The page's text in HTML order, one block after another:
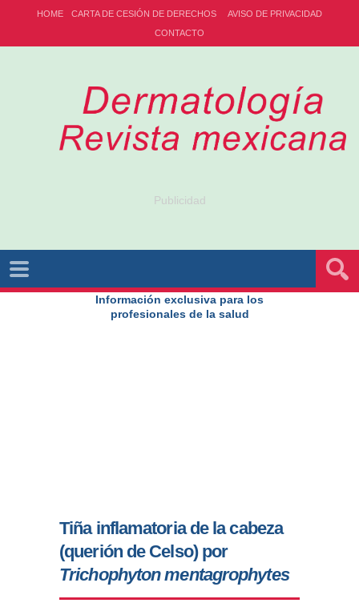
HOME CARTA DE CESIÓN DE DERECHOS
AVISO DE PRIVACIDAD
CONTACTO
Publicidad
Información exclusiva para los
profesionales de la salud
Tiña inflamatoria de la cabeza
(querión de Celso) por
Trichophyton mentagrophytes